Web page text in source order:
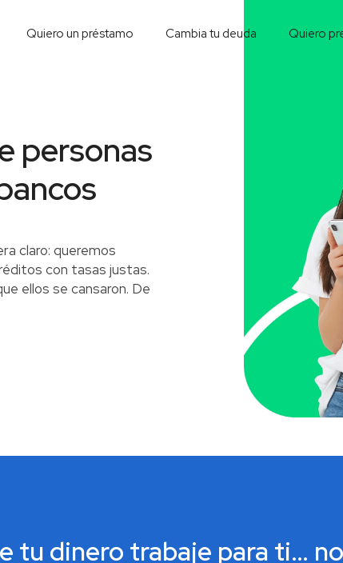
Quiero un préstamo Cambia tu deuda Quiero
personas
claro: queremos
con tasas justas.
ellos se cansaron. De
tu dinero trabaje para ti…